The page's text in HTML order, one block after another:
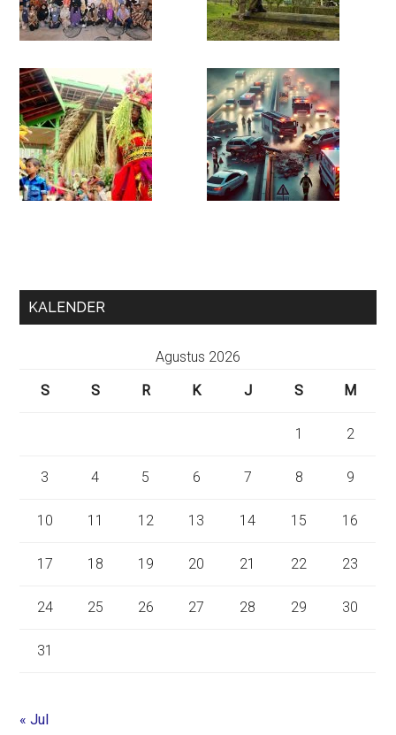
KALENDER
Agustus 2026
S
S R K J S M
1 2
3 4 5 6 7 8 9
10 11 12 13 14 15 16
17 18 19 20 21 22 23
24 25 26 27 28 29 30
31
« Jul